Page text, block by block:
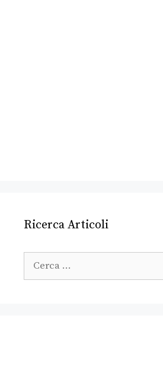
Ricerca Articoli